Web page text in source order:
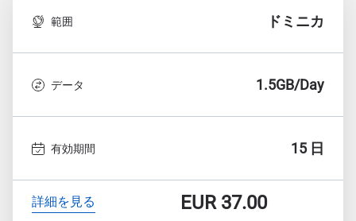
範囲 ドミニカ
データ 1.5GB/Day
有効期間 15 日
詳細を見る EUR37.00